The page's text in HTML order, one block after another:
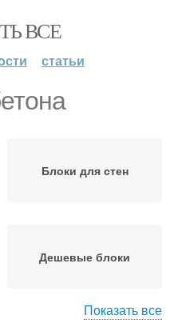
ВСЕ
статьи
Блоки для стен
Дешевые блоки
Показать все